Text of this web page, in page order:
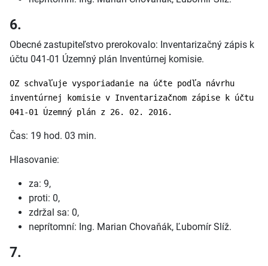
6.
Obecné zastupiteľstvo prerokovalo: Inventarizačný zápis k
účtu 041-01 Územný plán Inventúrnej komisie.
OZ schvaľuje vysporiadanie na účte podľa návrhu
inventúrnej komisie v Inventarizačnom zápise k účtu
041-01 Územný plán z 26. 02. 2016.
Čas: 19 hod. 03 min.
Hlasovanie:
za: 9,
proti: 0,
zdržal sa: 0,
neprítomní: Ing. Marian Chovaňák, Ľubomír Slíž.
7.